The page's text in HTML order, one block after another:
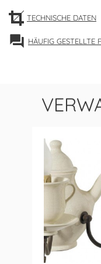
TECHNISCHE DATEN
forum HÄUFIG GESTELLTE